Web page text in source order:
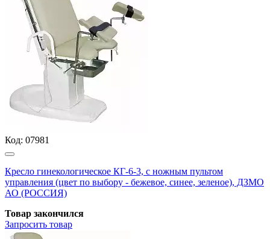
Код: 07981
Кресло гинекологическое КГ-6-3, с ножным пультом
управления (цвет по выбору - бежевое, синее, зеленое), ДЗМО
АО (РОССИЯ)
Товар закончился
Запросить товар